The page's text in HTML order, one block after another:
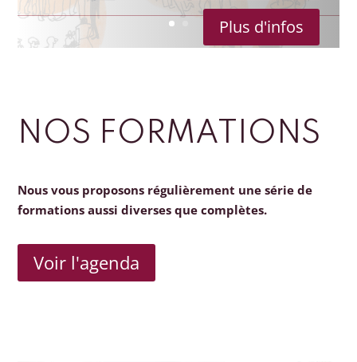
Plus d'infos
NOS FORMATIONS
Nous vous proposons régulièrement une série de
formations aussi diverses que complètes.
Voir l'agenda